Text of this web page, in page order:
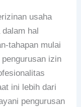
usaha
hal
tahapan mulai
izin
ini lebih dari
pengurusan